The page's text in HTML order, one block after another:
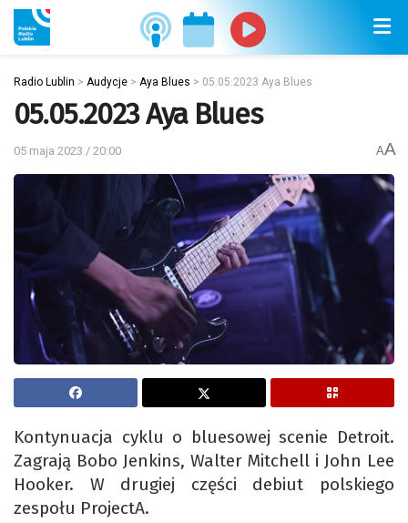
Radio Lublin > Audycje > Aya Blues > 05.05.2023 Aya Blues
05.05.2023 Aya Blues
05 maja 2023 / 20:00 AA
Kontynuacja cyklu o bluesowej scenie Detroit.
Zagrają Bobo Jenkins, Walter Mitchell i John Lee
Hooker. W drugiej części debiut polskiego
zespołu ProjectA.